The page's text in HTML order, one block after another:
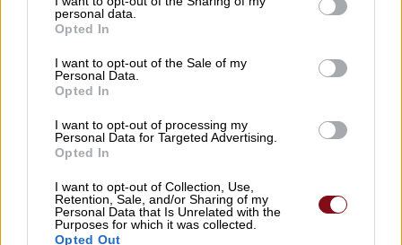
personal data.
Opted In
I want to opt-out of the Sale of my
Personal Data.
Opted In
I want to opt-out of processing my
Personal Data for Targeted Advertising.
Opted In
I want to opt-out of Collection, Use,
Retention, Sale, and/or Sharing of my
Personal Data that Is Unrelated with the
Purposes for which it was collected.
Opted Out
▌ΤΕΛΕΥΤΑΙΑ ΝΕΑ